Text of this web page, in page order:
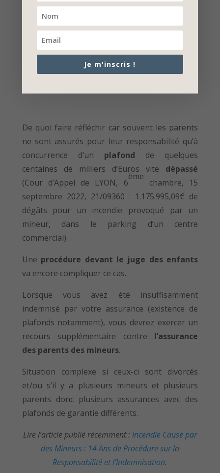
feu à une voiture dans un parking souterrain.
L’assurance incendie va alors se combiner avec
et /ou se retourner contre
parentspour régler les dégâts. (Voir l’article sur
la responsabilité civile des parents et ce que change
De quoi faire réfléchir car souvent les parents
ne sont assurés pour leur responsabilité qu’à
concurrence d’un plafond de quelques
centaines de milliers d’Euros vite dépassé
(Cour d’Appel de LYON, 6
ème
chambre, 15
septembre 2022, 21/09360 : 1.175.995,09€ de
dégâts pour un incendie provoqué par un
mineur, dans le parking d’un centre
commercial).
Une procédure devant le juge des enfants
va encore compliquer ce cas.
Lorsque vous avez été insuffisamment
indemnisé par votre assurance (existence de
plafonds notamment), vous devrez exercer un
recours supplémentaire contre l’assurance
des parents des mineurs.
Situation complexe si ceux-ci sont divorcés
et/ou s’il y a plusieurs mineurs et plusieurs
parents donc plusieurs assurances avec des
plafonds de garantie différents.
Lire l’article publié récemment : Incendie Causé par
des Mineurs : 14 Ans de Procédure sur la
Responsabilité et l’Indemnisation.
Je m'inscris !